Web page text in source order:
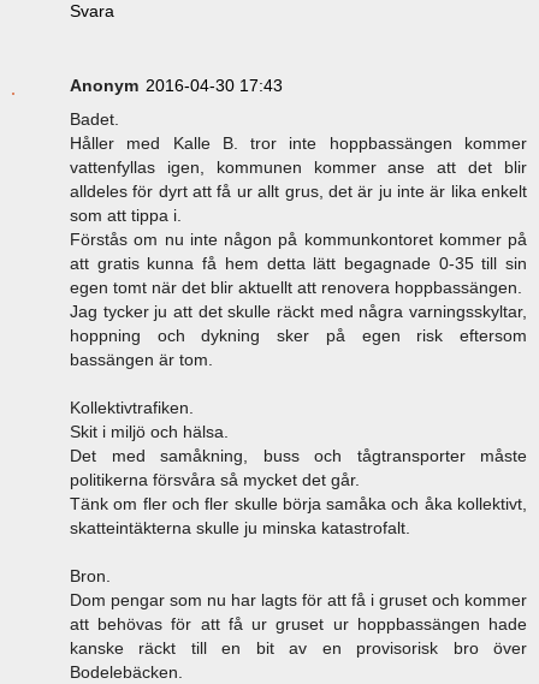
Svara
Anonym 2016-04-30 17:43
Badet.
Håller med Kalle B. tror inte hoppbassängen kommer
vattenfyllas igen, kommunen kommer anse att det blir
alldeles för dyrt att få ur allt grus, det är ju inte är lika enkelt
som att tippa i.
Förstås om nu inte någon på kommunkontoret kommer på
att gratis kunna få hem detta lätt begagnade 0-35 till sin
egen tomt när det blir aktuellt att renovera hoppbassängen.
Jag tycker ju att det skulle räckt med några varningsskyltar,
hoppning och dykning sker på egen risk eftersom
bassängen är tom.
Kollektivtrafiken.
Skit i miljö och hälsa.
Det med samåkning, buss och tågtransporter måste
politikerna försvåra så mycket det går.
Tänk om fler och fler skulle börja samåka och åka kollektivt,
skatteintäkterna skulle ju minska katastrofalt.
Bron.
Dom pengar som nu har lagts för att få i gruset och kommer
att behövas för att få ur gruset ur hoppbassängen hade
kanske räckt till en bit av en provisorisk bro över
Bodelebäcken.